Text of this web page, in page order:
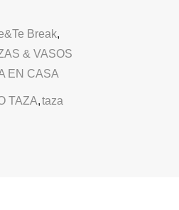
Break,
& VASOS
EN CASA
TAZA,taza